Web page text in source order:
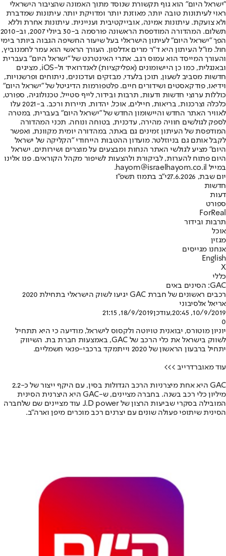
"ישראל היום" הוא גוף תקשורת שנוסד מתוך האמונה שהציבור הישראלי
ראוי לעיתונות טובה יותר, מאוזנת יותר ומדויקת יותר. עיתונות שמדברת
ולא צועקת. עיתונות אמינה, אובייקטיבית ועניינית. עיתונות אחרת וללא
תשלום. המהדורה המודפסת הראשונה פורסמה ב-30 ביולי 2007, וב-2010
הפך "ישראל היום" לעיתון הישראלי בעל שיעור החשיפה הגבוה ביותר בימי
חול. מו"ל העיתון היא ד"ר מרים אדלסון. העורך הראשי הוא עמר לחמנוביץ,
והעורך המייסד הוא עמוס רגב. אתרי האינטרנט של "ישראל היום" בעברית
ובאנגלית, כמו כן היישומונים (אפליקציות) לאנדרואיד ול-iOS, מציגים
חדשות מסביב לשעון, תוכן בלעדי, מבזקים ועדכונים, ניתוחים ופרשנויות,
וידיאו, פודקאסטים ושידורים חיים. פלטפורמות הדיגיטל של "ישראל היום"
כוללות ערוצי חדשות ודעות, תרבות ובידור, לייף סטייל, טכנולוגיה, ספורט,
כלכלה וצרכנות, בריאות, חיילים, אוכל, יהדות, תיירות ורכב. ב-2021 עלו
לאוויר האתר החדש והיישומון החדש של "ישראל היום" בעברית, במטרה
לספק לגולשים חוויה מהירה, עדכנית, בטוחה ונוחה. תכני המהדורה
המודפסת של העיתון זמינים גם באתר, במהדורה יומית מקוונת, ואפשר
לקבל אותם גם בניוזלטר. מועדון ההטבות הייחודי "הקליקה של ישראל
היום" מציע לגולשי האתר הנחות ומבצעים על מוצרים ושירותים. ישראל
היום פתוח להערות, לביקורת ולהצעות לשיפור מקהל הקוראים. פנו אלינו
במייל hayom@israelhayom.co.il.
יום שבת, 27.6.2026
י"ב בתמוז תשפ"ו
חדשות
דעות
ספורט
ForReal
תרבות ובידור
אוכל
מגזין
אנחנו מגייסים
English
X
כללי
GAC: הסינים באים
רכבים ראשונים של חברת GAC יגיעו לשוק הישראלי בתחילת 2020
אריאל אלסיבוני
10/9/2019, 20:45
,עודכן18/9/2019, 21:15
0
יוניון מוטורס, יבואנית טויוטה ולקסוס לישראל, מודיעה כי היא תתחיל
לשווק בישראל את כלי הרכב של GAC, באמצעות חברת בת. השיווק
יתחיל ברבעון הראשון של 2020 וייתמקד ברכבי-פנאי חשמליים.
עוד מאוברדרייב >>>
GAC היא אחת מיצרניות הרכב הגדולות בסין, עם היקף ייצור של כ-2.2
מיליון כלי רכב בשנה. בחברה מציינים, ש-GAC היא היצרנית הסינית
המובילה בסקרי שביעות הרצון של J.D power. עוד מציינים שם שלחברה
הסינית שיתופי פעולה שונים עם יצרנים רכב מוכרים מיפן וארה”ב.